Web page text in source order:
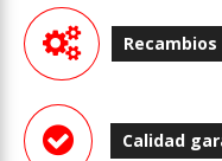
Calidad